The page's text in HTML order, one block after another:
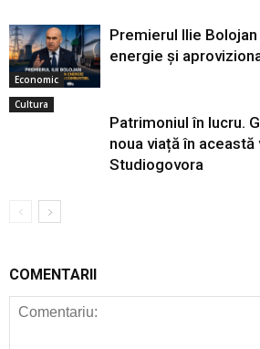
Economic
Premierul Ilie
energie și
Cultura
Patrimoniul în lucru.
noua viață în această
Studiogovora
COMENTARII